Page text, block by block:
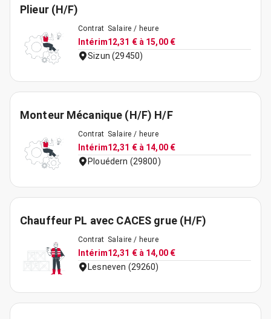
Plieur (H/F)
Contrat
Intérim
Salaire / heure
12,31 € à 15,00 €
Sizun (29450)
Monteur Mécanique (H/F) H/F
Contrat
Intérim
Salaire / heure
12,31 € à 14,00 €
Plouédern (29800)
Chauffeur PL avec CACES grue (H/F)
Contrat
Intérim
Salaire / heure
12,31 € à 14,00 €
Lesneven (29260)